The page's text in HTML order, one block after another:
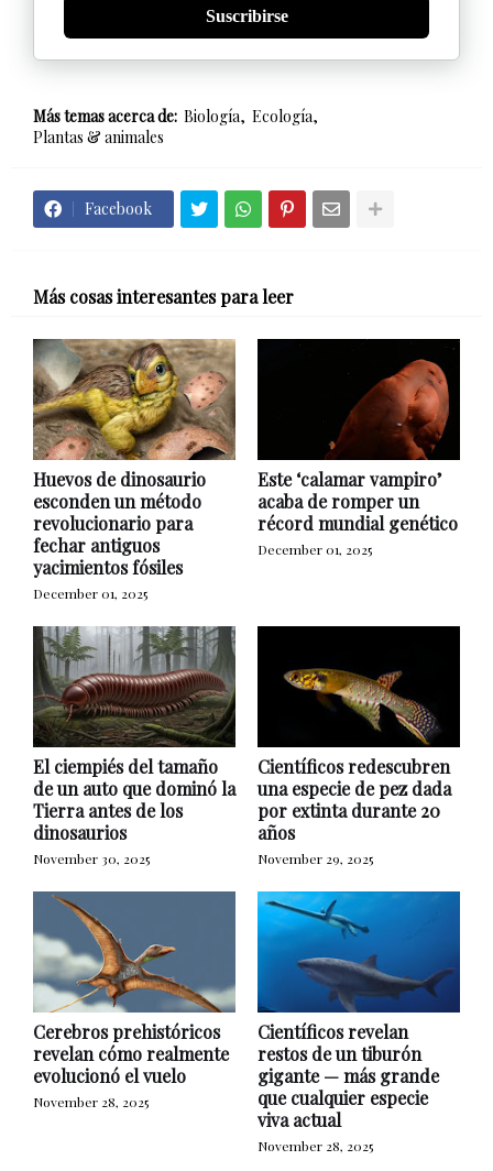
Suscribirse
Más temas acerca de: Biología Ecología
Plantas & animales
Facebook
Más cosas interesantes para leer
Huevos de dinosaurio
esconden un método
revolucionario para
fechar antiguos
yacimientos fósiles
December 01, 2025
Este ‘calamar vampiro’
acaba de romper un
récord mundial genético
December 01, 2025
El ciempiés del tamaño
de un auto que dominó la
Tierra antes de los
dinosaurios
November 30, 2025
Científicos redescubren
una especie de pez dada
por extinta durante 20
años
November 29, 2025
Cerebros prehistóricos
revelan cómo realmente
evolucionó el vuelo
November 28, 2025
Científicos revelan
restos de un tiburón
gigante — más grande
que cualquier especie
viva actual
November 28, 2025